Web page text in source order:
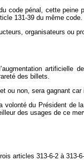
code pénal, cette
131-39 du même code.
organisateurs ou
des billets.
ou non, sera gagnant
du Président de
des usages de ce
articles 313-6-2 à 313-